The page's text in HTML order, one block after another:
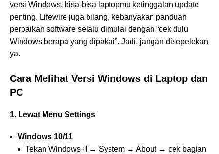
versi Windows, bisa-bisa laptopmu ketinggalan update
penting. Lifewire juga bilang, kebanyakan panduan
perbaikan software selalu dimulai dengan “cek dulu
Windows berapa yang dipakai”. Jadi, jangan disepelekan
ya.
Cara Melihat Versi Windows di Laptop dan
PC
1. Lewat Menu Settings
Windows 10/11
Tekan Windows+I → System → About → cek bagian